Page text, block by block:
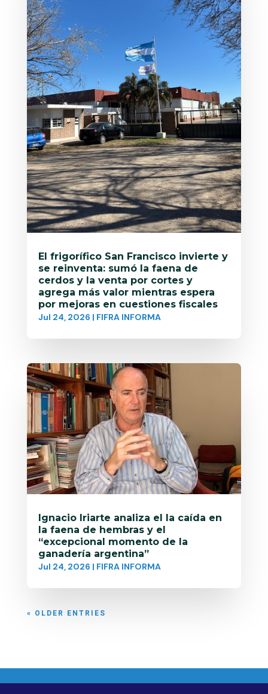
El frigorífico San Francisco invierte y
se reinventa: sumó la faena de
cerdos y la venta por cortes y
agrega más valor mientras espera
por mejoras en cuestiones fiscales
Jul 24, 2026 | FIFRA INFORMA
Ignacio Iriarte analiza el la caída en
la faena de hembras y el
“excepcional momento de la
ganadería argentina”
Jul 24, 2026 | FIFRA INFORMA
« OLDER ENTRIES